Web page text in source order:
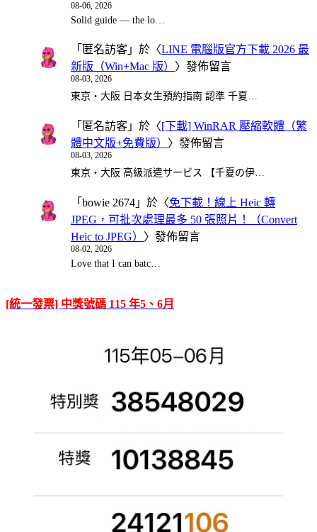
08-06, 2026
Solid guide — the lo…
「 匿名訪客 」於〈LINE 電腦版官方下載 2026 最
新版（Win+Mac 版） 〉發佈留言
08-03, 2026
東京・大阪 日本女生預約指南 認準 千夏…
「 匿名訪客 」於〈[下載] WinRAR 壓縮軟體（繁
體中文版+免費版） 〉發佈留言
08-03, 2026
東京・大阪 高級派遣サービス 【千夏の伊…
「 bowie 2674 」於〈免下載！線上 Heic 轉
JPEG，可批次處理最多 50 張照片！（Convert
Heic to JPEG） 〉發佈留言
08-02, 2026
Love that I can batc…
[統一發票] 中獎號碼 115 年5、6月